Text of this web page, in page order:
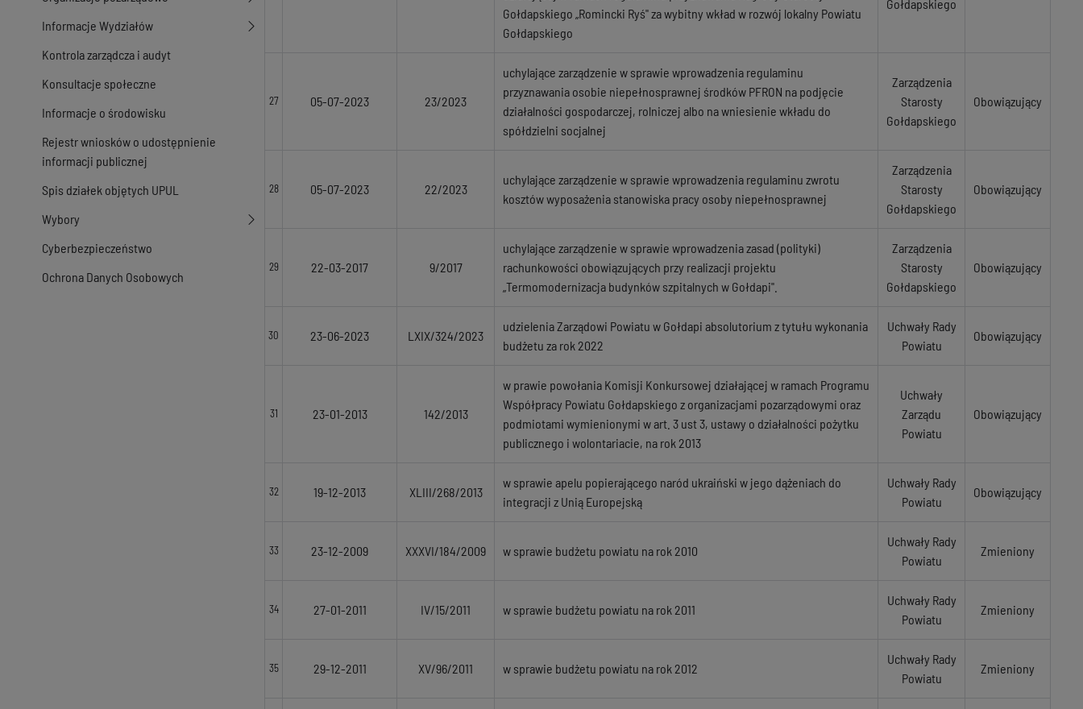
Informacje Wydziałów
Kontrola zarządcza i audyt
Konsultacje społeczne
Informacje o środowisku
Rejestr wniosków o udostępnienie
informacji publicznej
Spis działek objętych UPUL
Wybory
Cyberbezpieczeństwo
Ochrona Danych Osobowych
Gołdapskiego „Romincki Ryś" za wybitny wkład w rozwój lokalny Powiatu
Gołdapskiego
Gołdapskiego
27 05-07-2023 23/2023
uchylające zarządzenie w sprawie wprowadzenia regulaminu
przyznawania osobie niepełnosprawnej środków PFRON na podjęcie
działalności gospodarczej, rolniczej albo na wniesienie wkładu do
spółdzielni socjalnej
Zarządzenia
Starosty
Gołdapskiego
Obowiązujący
28 05-07-2023 22/2023
uchylające zarządzenie w sprawie wprowadzenia regulaminu zwrotu
kosztów wyposażenia stanowiska pracy osoby niepełnosprawnej
Zarządzenia
Starosty
Gołdapskiego
Obowiązujący
29 22-03-2017 9/2017
uchylające zarządzenie w sprawie wprowadzenia zasad (polityki)
rachunkowości obowiązujących przy realizacji projektu
„Termomodernizacja budynków szpitalnych w Gołdapi".
Zarządzenia
Starosty
Gołdapskiego
Obowiązujący
30 23-06-2023 LXIX/324/2023
udzielenia Zarządowi Powiatu w Gołdapi absolutorium z tytułu wykonania
budżetu za rok 2022
Uchwały Rady
Powiatu
Obowiązujący
31 23-01-2013 142/2013
w prawie powołania Komisji Konkursowej działającej w ramach Programu
Współpracy Powiatu Gołdapskiego z organizacjami pozarządowymi oraz
podmiotami wymienionymi w art. 3 ust 3, ustawy o działalności pożytku
publicznego i wolontariacie, na rok 2013
Uchwały
Zarządu
Powiatu
Obowiązujący
32 19-12-2013 XLIII/268/2013
w sprawie apelu popierającego naród ukraiński w jego dążeniach do
integracji z Unią Europejską
Uchwały Rady
Powiatu
Obowiązujący
33 23-12-2009 XXXVI/184/2009 w sprawie budżetu powiatu na rok 2010
Uchwały Rady
Powiatu
Zmieniony
34 27-01-2011 IV/15/2011 w sprawie budżetu powiatu na rok 2011
Uchwały Rady
Powiatu
Zmieniony
35 29-12-2011 XV/96/2011 w sprawie budżetu powiatu na rok 2012
Uchwały Rady
Powiatu
Zmieniony